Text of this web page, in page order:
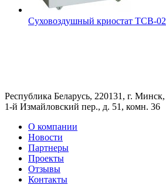
Суховоздушный криостат ТСВ-02
Республика Беларусь, 220131, г. Минск,
1-й Измайловский пер., д. 51, комн. 36
О компании
Новости
Партнеры
Проекты
Отзывы
Контакты